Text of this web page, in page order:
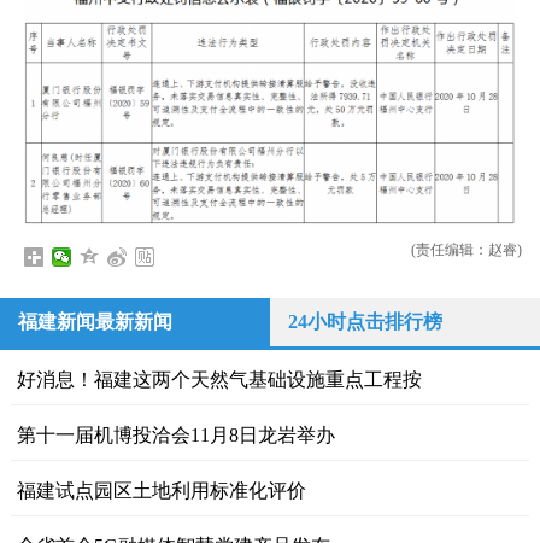
(责任编辑：赵睿)
福建新闻最新新闻 24小时点击排行榜
好消息！福建这两个天然气基础设施重点工程按
第十一届机博投洽会11月8日龙岩举办
福建试点园区土地利用标准化评价